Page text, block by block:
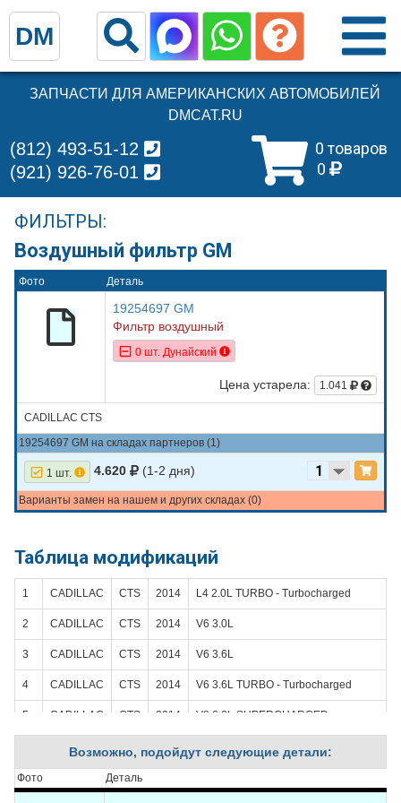
ЗАПЧАСТИ ДЛЯ АМЕРИКАНСКИХ АВТОМОБИЛЕЙ
DMCAT.RU
0 товаров
0
(812) 493-51-12
(921) 926-76-01
ФИЛЬТРЫ:
Воздушный фильтр GM
Фото Деталь
19254697 GM
Фильтр воздушный
0 шт. Дунайский
Цена устарела: 1.041
CADILLAC CTS
19254697 GM на складах партнеров (1)
1 шт. 4.620 (1-2 дня)
Варианты замен на нашем и других складах (0)
Таблица модификаций
1 CADILLAC CTS 2014 L4 2.0L TURBO - Turbocharged
2 CADILLAC CTS 2014 V6 3.0L
3 CADILLAC CTS 2014 V6 3.6L
4 CADILLAC CTS 2014 V6 3.6L TURBO - Turbocharged
5 CADILLAC CTS 2014
V8 6.2L SUPERCHARGED -
CTS 2014
V8 6.2L SUPERCHARGED -
Возможно, подойдут следующие детали:
Фото Деталь
DM